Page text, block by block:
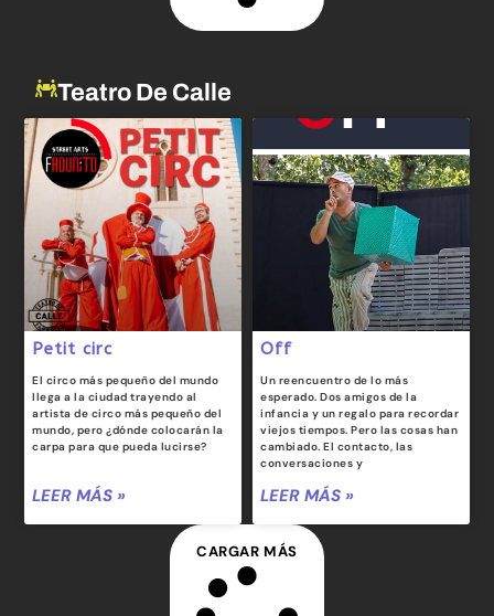
Teatro De Calle
Petit circ
El circo más pequeño del mundo
llega a la ciudad trayendo al
artista de circo más pequeño del
mundo, pero ¿dónde colocarán la
carpa para que pueda lucirse?
LEER MÁS »
Off
Un reencuentro de lo más
esperado. Dos amigos de la
infancia y un regalo para recordar
viejos tiempos. Pero las cosas han
cambiado. El contacto, las
conversaciones y
LEER MÁS »
CARGAR MÁS